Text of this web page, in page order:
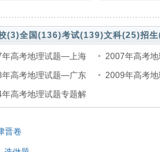
(3)全国(136)考试(139)文科(25)招
年高考地理试题—上海
综合卷
2007年高考
卷文科基础
年高考地理试题—广东
基础
2009年高考
高考地理试题专题解
晋卷